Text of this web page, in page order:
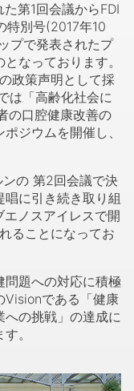
第1回会議からFDI
別号(2017年10
プで発表されたプ
なっております。
政策声明として採
は「高齢化社会に
の口腔健康改善の
ジウムを開催し、
の 第2回会議で決
に引き続き取り組
ノスアイレスで開
ることになってお
題への対応に積極
Visionである「健康
の挑戦」の達成に
。